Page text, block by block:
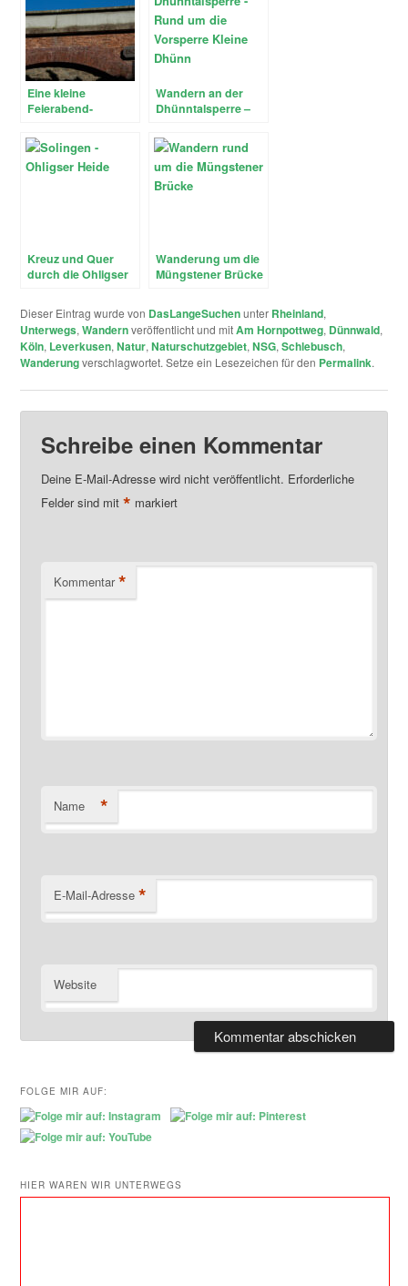
Eine kleine
Feierabend-
um die
Eschbachtalsperre
in Remscheid
Wandern an der
Dhünntalsperre –
Vorsperre Kleine
Dhünn
Kreuz und Quer
durch die Ohligser
Wanderung um die
Müngstener Brücke
Dieser Eintrag wurde von DasLangeSuchenunter Rheinland,
Unterwegs,Wandernveröffentlicht und mitAm Hornpottweg, Dünnwald,
Köln, Leverkusen,Natur,Naturschutzgebiet,NSG,Schlebusch,
Wanderungverschlagwortet. Setze ein Lesezeichen für den Permalink.
Schreibe einen Kommentar
Deine E-Mail-Adresse wird nicht veröffentlicht. Erforderliche
Felder sind mit * markiert
Kommentar *
Name *
E-Mail-Adresse *
Website
FOLGE MIR AUF:
HIER WAREN WIR UNTERWEGS